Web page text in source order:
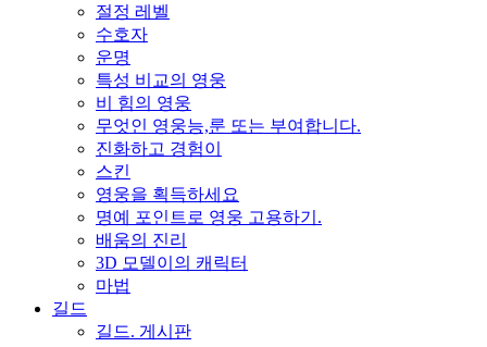
절정 레벨
수호자
운명
특성 비교의 영웅
비 힘의 영웅
무엇인 영웅능,룬 또는 부여합니다.
진화하고 경험이
스킨
영웅을 획득하세요
명예 포인트로 영웅 고용하기.
배움의 진리
3D 모델이의 캐릭터
마법
길드
길드. 게시판